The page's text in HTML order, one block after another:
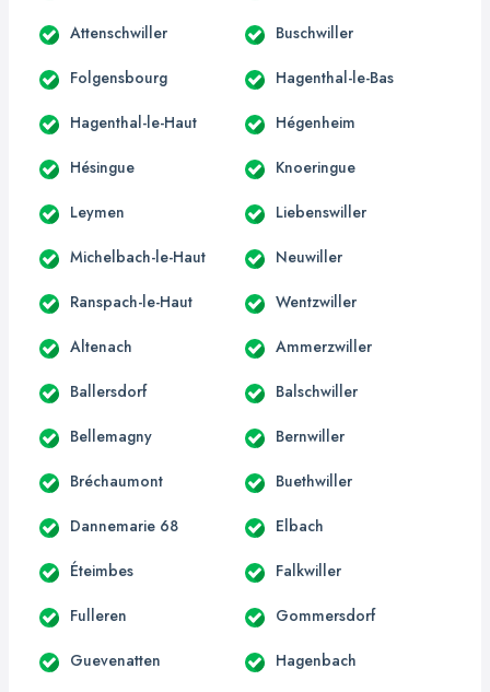
Attenschwiller Buschwiller
Folgensbourg Hagenthal-le-Bas
Hagenthal-le-Haut Hégenheim
Hésingue Knoeringue
Leymen Liebenswiller
Michelbach-le-Haut Neuwiller
Ranspach-le-Haut Wentzwiller
Altenach Ammerzwiller
Ballersdorf Balschwiller
Bellemagny Bernwiller
Bréchaumont Buethwiller
Dannemarie 68 Elbach
Éteimbes Falkwiller
Fulleren Gommersdorf
Guevenatten Hagenbach